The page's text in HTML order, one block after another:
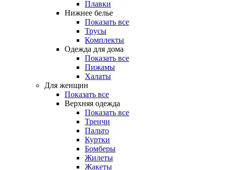
Плавки
Нижнее белье
Показать все
Трусы
Комплекты
Одежда для дома
Показать все
Пижамы
Халаты
Для женщин
Показать все
Верхняя одежда
Показать все
Тренчи
Пальто
Куртки
Бомберы
Жилеты
Жакеты